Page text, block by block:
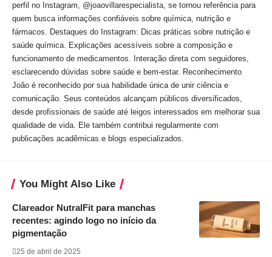
perfil no Instagram, @joaovillarespecialista, se tornou referência para
quem busca informações confiáveis sobre química, nutrição e
fármacos. Destaques do Instagram: Dicas práticas sobre nutrição e
saúde química. Explicações acessíveis sobre a composição e
funcionamento de medicamentos. Interação direta com seguidores,
esclarecendo dúvidas sobre saúde e bem-estar. Reconhecimento
João é reconhecido por sua habilidade única de unir ciência e
comunicação. Seus conteúdos alcançam públicos diversificados,
desde profissionais de saúde até leigos interessados em melhorar sua
qualidade de vida. Ele também contribui regularmente com
publicações acadêmicas e blogs especializados.
You Might Also Like
Clareador NutralFit para manchas
recentes: agindo logo no início da
pigmentação
25 de abril de 2025